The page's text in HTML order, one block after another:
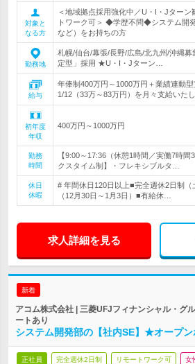
対象と
なる方
＜地域拠点採用強化中／U・I・Jターン
トワーク可＞ ◆学歴不問◆システム開
など）をお持ちの方
勤務地
札幌/仙台/幕張/長野/広島/北九州/沖縄
定型」採用 ★U・I・Jターン…
給与
年俸制400万円～1000万円＋業績連動
1/12（33万～83万円）を月々支給いた
初年度
年収
400万円～1000万円
勤務
時間
【9:00～17:36（休憩1時間／実働7時間
クスタイム制】・フレキシブルタ…
休日
休暇
# 年間休日120日以上■完全週休2日制
（12月30日～1月3日）■有給休…
求人詳細を見る
新着
アコム株式会社 | 三菱UFJフィナンシャル・グ
ートあり
システム開発部の【社内SE】★オープ
正社員 完全週休2日制 リモートワーク可 女